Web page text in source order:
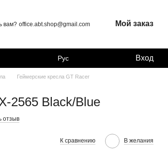
вам? office.abt.shop@gmail.com Мой заказ
Рус Вход
Геймерские кресла GT Racer
2565 Black/Blue
отзыв
К сравнению В желания